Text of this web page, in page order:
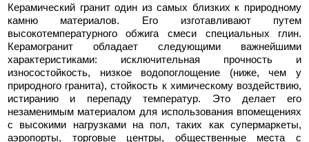
Керамический гранит один из самых близких к природному
камню материалов. Его изготавливают путем
высокотемпературного обжига смеси специальных глин.
Керамогранит обладает следующими важнейшими
характеристиками: исключительная прочность и
износостойкость, низкое водопоглощение (ниже, чем у
природного гранита), стойкость к химическому воздействию,
истиранию и перепаду температур. Это делает его
незаменимым материалом для использования впомещениях
с высокими нагрузками на пол, таких как супермаркеты,
аэропорты, торговые центры, общественные места с